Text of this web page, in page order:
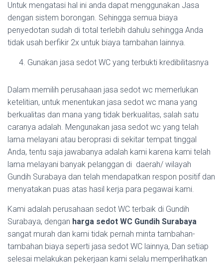
Untuk mengatasi hal ini anda dapat menggunakan Jasa
dengan sistem borongan. Sehingga semua biaya
penyedotan sudah di total terlebih dahulu sehingga Anda
tidak usah berfikir 2x untuk biaya tambahan lainnya.
Gunakan jasa sedot WC yang terbukti kredibilitasnya
Dalam memilih perusahaan jasa sedot wc memerlukan
ketelitian, untuk menentukan jasa sedot wc mana yang
berkualitas dan mana yang tidak berkualitas, salah satu
caranya adalah. Mengunakan jasa sedot wc yang telah
lama melayani atau beroprasi di sekitar tempat tinggal
Anda, tentu saja jawabanya adalah kami karena kami telah
lama melayani banyak pelanggan di daerah/ wilayah
Gundih Surabaya dan telah mendapatkan respon positif dan
menyatakan puas atas hasil kerja para pegawai kami.
Kami adalah perusahaan sedot WC terbaik di Gundih
Surabaya, dengan harga sedot WC Gundih Surabaya
sangat murah dan kami tidak pernah minta tambahan-
tambahan biaya seperti jasa sedot WC lainnya, Dan setiap
selesai melakukan pekerjaan kami selalu memperlihatkan